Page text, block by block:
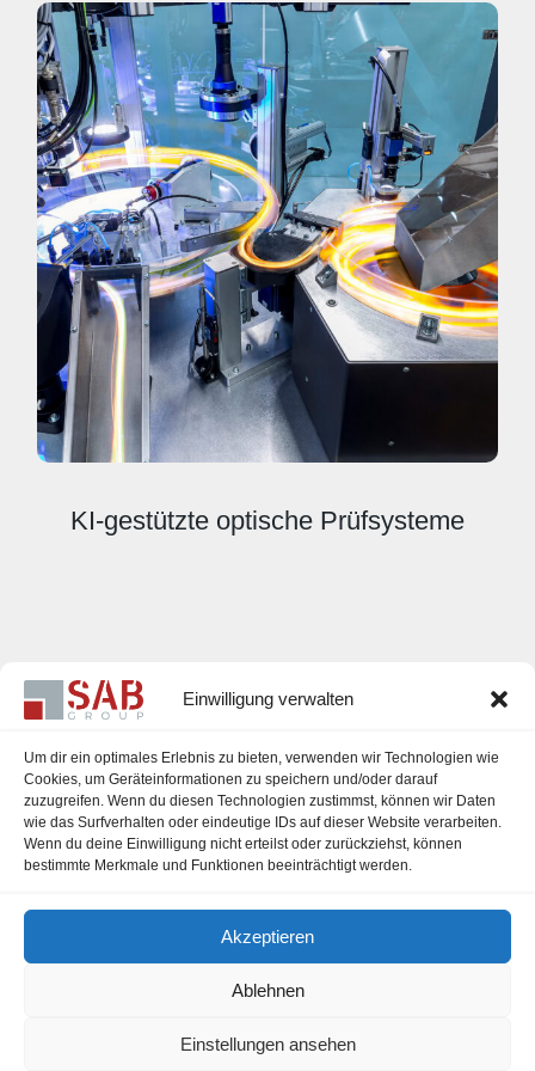
Einwilligung verwalten
Um dir ein optimales Erlebnis zu bieten, verwenden wir Technologien wie
Cookies, um Geräteinformationen zu speichern und/oder darauf
zuzugreifen. Wenn du diesen Technologien zustimmst, können wir Daten
wie das Surfverhalten oder eindeutige IDs auf dieser Website verarbeiten.
Wenn du deine Einwilligung nicht erteilst oder zurückziehst, können
bestimmte Merkmale und Funktionen beeinträchtigt werden.
Akzeptieren
Ablehnen
Einstellungen ansehen
KI-gestützte optische Prüfsysteme
Karriere
Impressum
Datenschutzerklärung
Cookie-Richtlinie (EU)
office@sab-group.com